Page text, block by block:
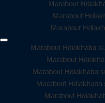
Marabout
Marabout
Marabout
Marabout Hdiakhaba
Marabout
Marabout Hdiakhaba
Marabout
Marabout